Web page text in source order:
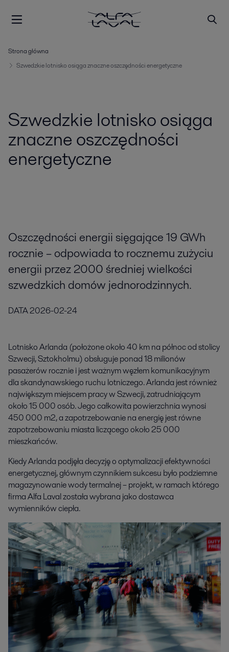
Strona główna
Szwedzkie lotnisko osiąga znaczne oszczędności energetyczne
Szwedzkie lotnisko osiąga
znaczne oszczędności
energetyczne
Oszczędności energii sięgające 19 GWh
rocznie – odpowiada to rocznemu zużyciu
energii przez 2000 średniej wielkości
szwedzkich domów jednorodzinnych.
DATA2026-02-24
Lotnisko Arlanda (położone około 40 km na północ od stolicy
Szwecji, Sztokholmu) obsługuje ponad 18 milionów
pasażerów rocznie i jest ważnym węzłem komunikacyjnym
dla skandynawskiego ruchu lotniczego. Arlanda jest również
największym miejscem pracy w Szwecji, zatrudniającym
około 15 000 osób. Jego całkowita powierzchnia wynosi
450 000 m2, a zapotrzebowanie na energię jest równe
zapotrzebowaniu miasta liczącego około 25 000
mieszkańców.
Kiedy Arlanda podjęła decyzję o optymalizacji efektywności
energetycznej, głównym czynnikiem sukcesu było podziemne
magazynowanie wody termalnej – projekt, w ramach którego
firma Alfa Laval została wybrana jako dostawca
wymienników ciepła.